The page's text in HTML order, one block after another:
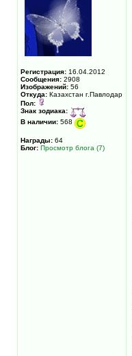
Регистрация: 16.04.2012
Сообщения: 2908
Изображений: 56
Откуда: Казахстан г.Павлодар
Пол:
Знак зодиака:
В наличии: 568
Награды: 64
Блог: Просмотр блога (7)